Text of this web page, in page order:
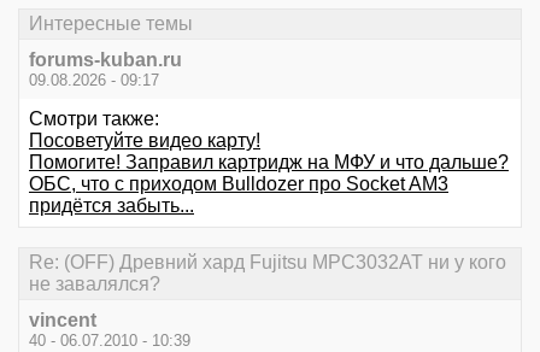
Интересные темы
forums-kuban.ru
09.08.2026 - 09:17
Смотри также:
Посоветуйте видео карту!
Помогите! Заправил картридж на МФУ и что дальше?
ОБС, что с приходом Bulldozer про Socket AM3
придётся забыть...
Re: (OFF) Древний хард Fujitsu MPC3032AT ни у кого
не завалялся?
vincent
40 - 06.07.2010 - 10:39